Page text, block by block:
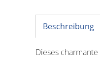
Beschreibung
Dieses